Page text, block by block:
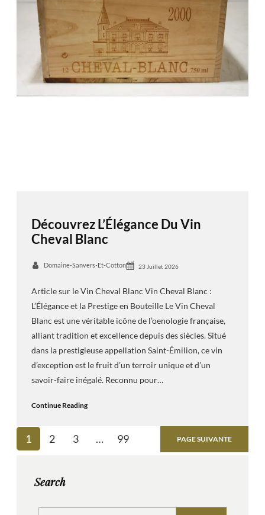
Découvrez L’Élégance Du Vin
Cheval Blanc
Domaine-Sanvers-Et-Cotton 23 Juillet 2026
Article sur le Vin Cheval Blanc Vin Cheval Blanc :
L’Élégance et la Prestige en Bouteille Le Vin Cheval
Blanc est une véritable icône de l’oenologie française,
alliant tradition et excellence depuis des siècles. Situé
dans la prestigieuse appellation Saint-Émilion, ce vin
d’exception est le fruit d’un terroir unique et d’un
savoir-faire inégalé. Reconnu pour…
Continue Reading
1 2 3 … 99 PAGE SUIVANTE
Search